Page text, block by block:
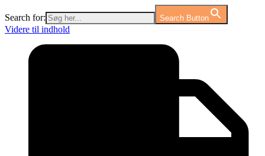
Search for: Search Button
Videre til indhold